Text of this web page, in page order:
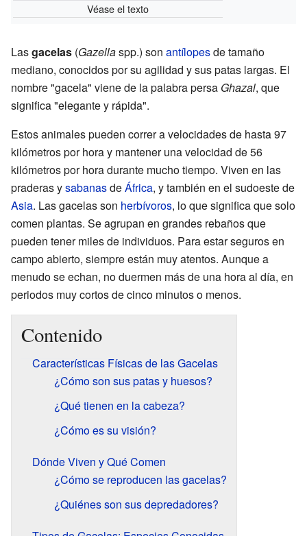
Véase el texto
Lasgacelas (Gazellaspp.) son antílopesde tamaño
mediano, conocidos por su agilidad y sus patas largas. El
nombre "gacela" viene de la palabra persa Ghazal, que
significa "elegante y rápida".
Estos animales pueden correr a velocidades de hasta 97
kilómetros por hora y mantener una velocidad de 56
kilómetros por hora durante mucho tiempo. Viven en las
praderas ysabanasdeÁfrica, y también en el sudoeste de
Asia. Las gacelas son herbívoros, lo que significa que solo
comen plantas. Se agrupan en grandes rebaños que
pueden tener miles de individuos. Para estar seguros en
campo abierto, siempre están muy atentos. Aunque a
menudo se echan, no duermen más de una hora al día, en
periodos muy cortos de cinco minutos o menos.
Contenido
Características Físicas de las Gacelas
¿Cómo son sus patas y huesos?
¿Qué tienen en la cabeza?
¿Cómo es su visión?
Dónde Viven y Qué Comen
¿Cómo se reproducen las gacelas?
¿Quiénes son sus depredadores?